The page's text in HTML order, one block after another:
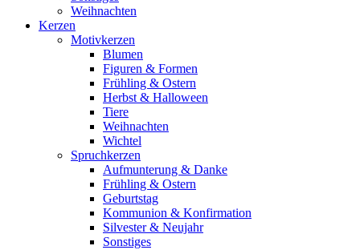
Weihnachten
Kerzen
Motivkerzen
Blumen
Figuren & Formen
Frühling & Ostern
Herbst & Halloween
Tiere
Weihnachten
Wichtel
Spruchkerzen
Aufmunterung & Danke
Frühling & Ostern
Geburtstag
Kommunion & Konfirmation
Silvester & Neujahr
Sonstiges